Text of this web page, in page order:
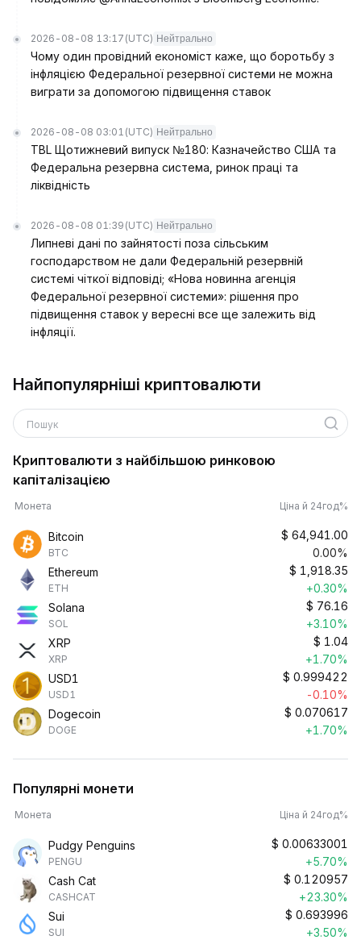
2026-08-08 13:17 (UTC) Нейтрально
Чому один провідний економіст каже, що боротьбу з
інфляцією Федеральної резервної системи не можна
виграти за допомогою підвищення ставок
2026-08-08 03:01 (UTC) Нейтрально
TBL Щотижневий випуск №180: Казначейство США та
Федеральна резервна система, ринок праці та
ліквідність
2026-08-08 01:39 (UTC) Нейтрально
Липневі дані по зайнятості поза сільським
господарством не дали Федеральній резервній
системі чіткої відповіді; «Нова новинна агенція
Федеральної резервної системи»: рішення про
підвищення ставок у вересні все ще залежить від
інфляції.
Найпопулярніші криптовалюти
Пошук
Криптовалюти з найбільшою ринковою
капіталізацією
Монета Ціна й 24год%
Bitcoin
BTC
$ 64,941.00
0.00%
Ethereum
ETH
$ 1,918.35
+0.30%
Solana
SOL
$ 76.16
+3.10%
XRP
XRP
$ 1.04
+1.70%
USD1
USD1
$ 0.999422
-0.10%
Dogecoin
DOGE
$ 0.070617
+1.70%
Популярні монети
Монета Ціна й 24год%
Pudgy Penguins
PENGU
$ 0.00633001
+5.70%
Cash Cat
CASHCAT
$ 0.120957
+23.30%
Sui
SUI
$ 0.693996
+3.50%